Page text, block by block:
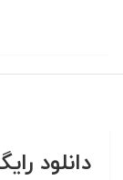
‫‫دانلود